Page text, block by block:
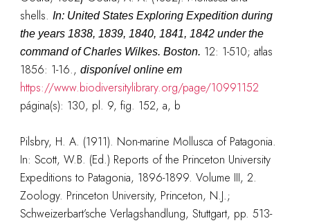
shells. In: United States Exploring Expedition during
the years 1838, 1839, 1840, 1841, 1842 under the
command of Charles Wilkes. Boston. 12: 1-510; atlas
1856: 1-16., disponível online em
https://www.biodiversitylibrary.org/page/10991152
página(s): 130, pl. 9, fig. 152, a, b
Pilsbry, H. A. (1911). Non-marine Mollusca of Patagonia.
In: Scott, W.B. (Ed.) Reports of the Princeton University
Expeditions to Patagonia, 1896-1899. Volume III, 2.
Zoology. Princeton University, Princeton, N.J.;
Schweizerbart’sche Verlagshandlung, Stuttgart, pp. 513-